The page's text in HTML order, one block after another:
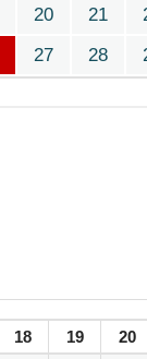
20 21
27 28
18 19 20